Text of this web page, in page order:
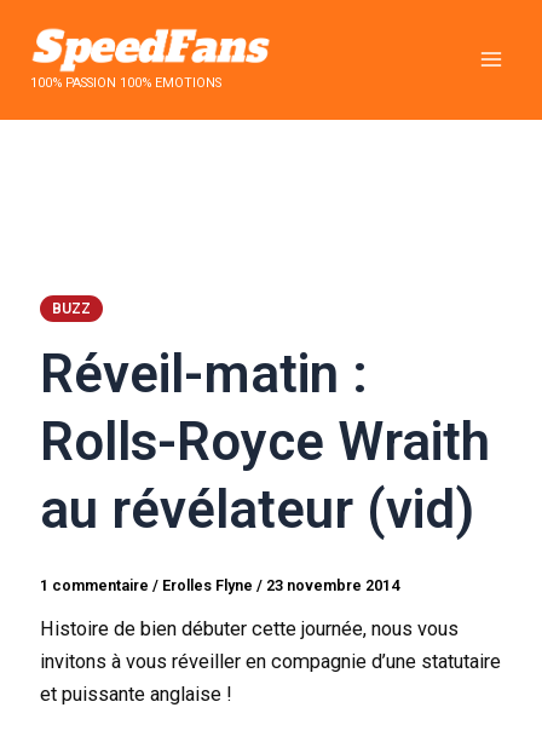
contenu100% PASSION 100% EMOTIONS
BUZZ
Réveil-matin :
Rolls-Royce Wraith
au révélateur (vid)
1 commentaire / Erolles Flyne/ 23 novembre 2014
Histoire de bien débuter cette journée, nous vous
invitons à vous réveiller en compagnie d’une statutaire
et puissante anglaise !